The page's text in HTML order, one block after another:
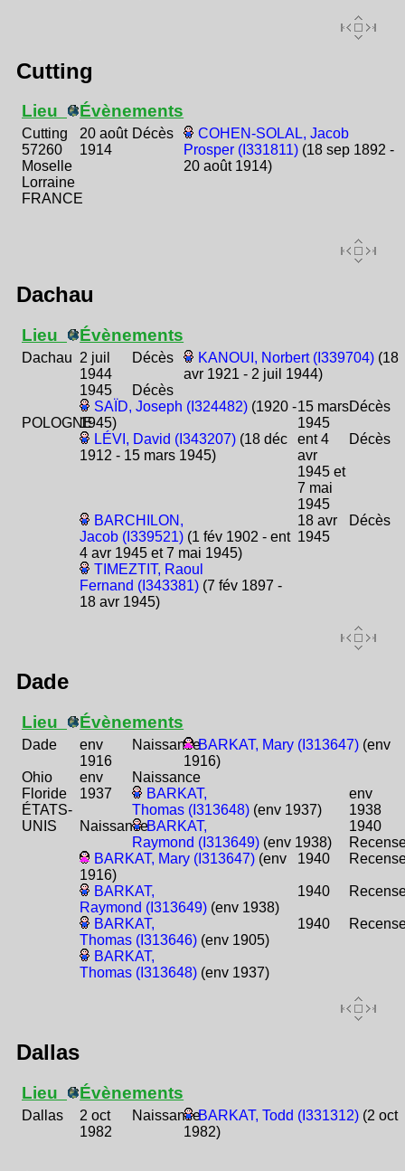
Cutting
Lieu
Cutting
57260
Moselle
Lorraine
FRANCE
Évènements
20 août
1914
Décès
COHEN-SOLAL, Jacob
Prosper (I331811) (18 sep 1892 -
20 août 1914)
Dachau
Lieu
Dachau
POLOGNE
Évènements
2 juil
1944
Décès KANOUI, Norbert (I339704) (18
avr 1921 - 2 juil 1944)
1945
Décès
SAÏD, Joseph (I324482) (1920 -
1945)
15 mars
1945
Décès
LÉVI, David (I343207) (18 déc
1912 - 15 mars 1945)
ent 4
avr
1945 et
7 mai
1945
Décès
BARCHILON,
Jacob (I339521) (1 fév 1902 - ent
4 avr 1945 et 7 mai 1945)
18 avr
1945
Décès
TIMEZTIT, Raoul
Fernand (I343381) (7 fév 1897 -
18 avr 1945)
Dade
Lieu
Dade
Ohio
Floride
ÉTATS-
UNIS
Évènements
env
1916
NaissanceBARKAT, Mary (I313647) (env
1916)
env
1937
Naissance
BARKAT,
Thomas (I313648)(env 1937)
env
1938
NaissanceBARKAT,
Raymond (I313649)(env 1938)
1940
BARKAT, Mary (I313647) (env
1916)
1940
BARKAT,
Raymond (I313649) (env 1938)
1940
BARKAT,
Thomas (I313646) (env 1905)
1940
BARKAT,
Thomas (I313648) (env 1937)
Dallas
Lieu
Dallas
Évènements
2 oct
1982
NaissanceBARKAT, Todd (I331312) (2 oct
1982)